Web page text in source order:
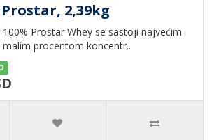
Prostar, 2,39kg
Prostar Whey se sastoji najvećim
procentom koncentr..